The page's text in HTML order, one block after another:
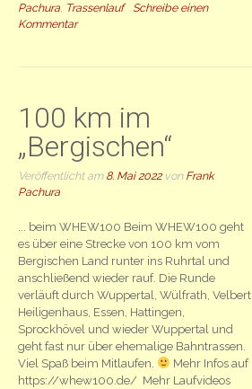
Pachura, Trassenlauf
Schreibe einen
Kommentar
100 km im
„Bergischen“
Veröffentlicht am 8. Mai 2022von Frank
Pachura
... beim WHEW100 Beim WHEW100 geht
es über eine Strecke von 100 km vom
Bergischen Land runter ins Ruhrtal und
anschließend wieder rauf. Die Runde
verläuft durch Wuppertal, Wülfrath, Velbert,
Heiligenhaus, Essen, Hattingen,
Sprockhövel und wieder Wuppertal und
geht fast nur über ehemalige Bahntrassen.
Viel Spaß beim Mitlaufen.
Mehr Infos auf
https://whew100.de/ Mehr Laufvideos